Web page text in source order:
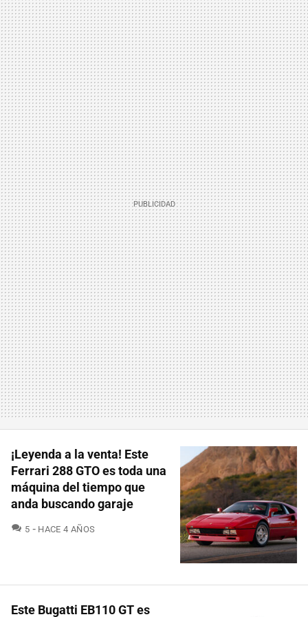
¡Leyenda a la venta! Este
Ferrari 288 GTO es toda una
máquina del tiempo que
anda buscando garaje
5 COMENTARIOS
HACE 4 AÑOS
Este Bugatti EB110 GT es